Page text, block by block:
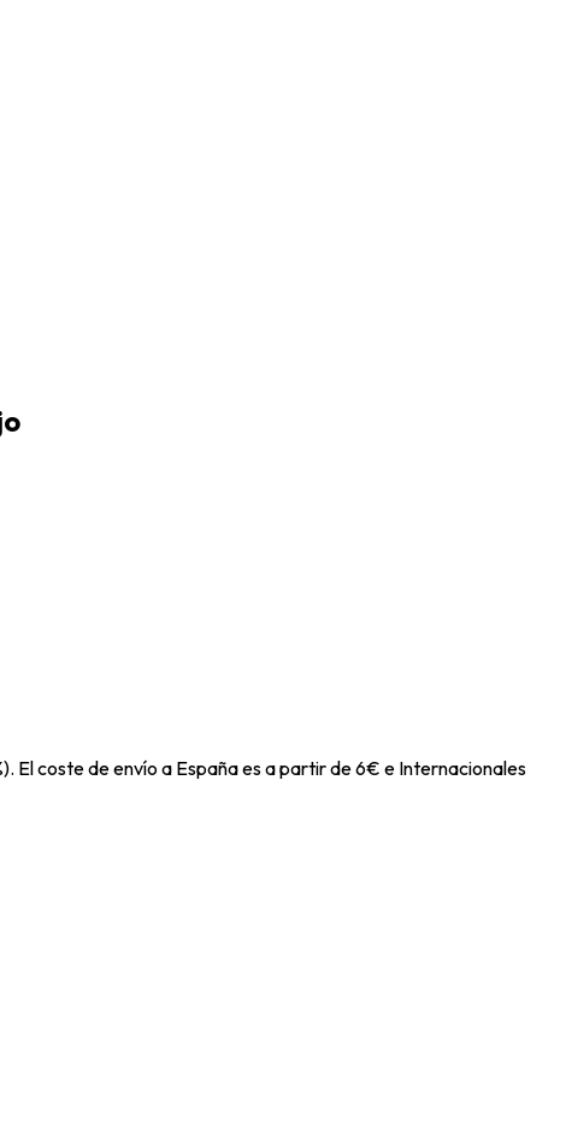
El coste de envío a España es a partir de 6€ e Internacionales